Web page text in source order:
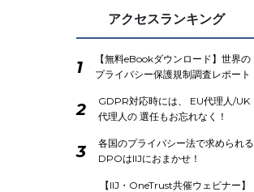
アクセスランキング
1
【無料eBookダウンロード】世界の
プライバシー保護規制調査レポート
2
GDPR対応時には、 EU代理人/UK
代理人の 選任もお忘れなく！
3
各国のプライバシー法で求められる
DPOはIIJにおまかせ！
【IIJ・OneTrust共催ウェビナー】